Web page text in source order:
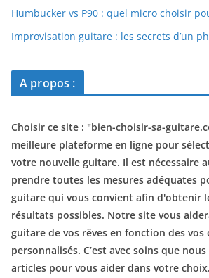
Humbucker vs P90 : quel micro choisir
Improvisation guitare : les secrets d’un
A propos :
Choisir ce site : "bien-choisir-sa-
meilleure plateforme en ligne pour
votre nouvelle guitare. Il est nécessaire
prendre toutes les mesures adéquates
guitare qui vous convient afin d'obtenir
résultats possibles. Notre site vous
guitare de vos rêves en fonction des vos
personnalisés. C’est avec soins que
articles pour vous aider dans votre